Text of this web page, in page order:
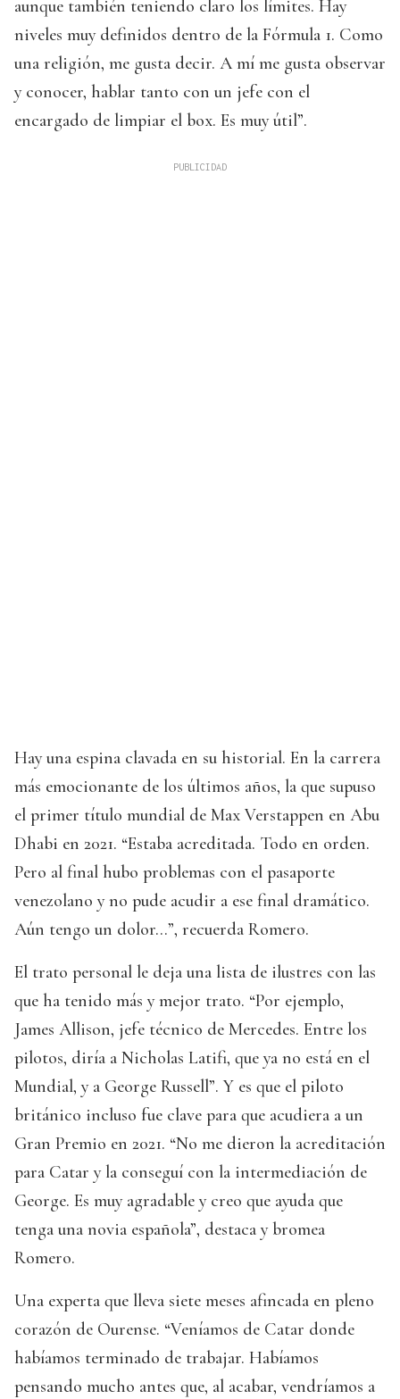
aunque también teniendo claro los límites. Hay
niveles muy definidos dentro de la Fórmula 1. Como
una religión, me gusta decir. A mí me gusta observar
y conocer, hablar tanto con un jefe con el
encargado de limpiar el box. Es muy útil”.
Hay una espina clavada en su historial. En la carrera
más emocionante de los últimos años, la que supuso
el primer título mundial de Max Verstappen en Abu
Dhabi en 2021. “Estaba acreditada. Todo en orden.
Pero al final hubo problemas con el pasaporte
venezolano y no pude acudir a ese final dramático.
Aún tengo un dolor…”, recuerda Romero.
El trato personal le deja una lista de ilustres con las
que ha tenido más y mejor trato. “Por ejemplo,
James Allison, jefe técnico de Mercedes. Entre los
pilotos, diría a Nicholas Latifi, que ya no está en el
Mundial, y a George Russell”. Y es que el piloto
británico incluso fue clave para que acudiera a un
Gran Premio en 2021. “No me dieron la acreditación
para Catar y la conseguí con la intermediación de
George. Es muy agradable y creo que ayuda que
tenga una novia española”, destaca y bromea
Romero.
Una experta que lleva siete meses afincada en pleno
corazón de Ourense. “Veníamos de Catar donde
habíamos terminado de trabajar. Habíamos
pensando mucho antes que, al acabar, vendríamos a